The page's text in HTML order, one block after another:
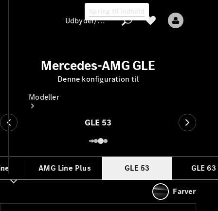
Modeller
Alle modeller
Udbyder/databeskyttelse
Mercedes-AMG GLE
Denne konfiguration til
GLE 53
AMG Line Plus GLE 53 GLE 63
Farver